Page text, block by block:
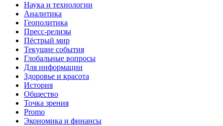
Наука и технологии
Аналитика
Геополитика
Пресс-релизы
Пёстрый мир
Текущие события
Глобальные вопросы
Для информации
Здоровье и красота
История
Общество
Точка зрения
Promo
Экономика и финансы